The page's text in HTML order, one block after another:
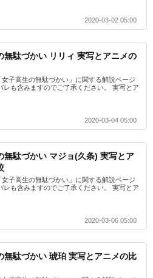
2020-03-02 05:00
無駄づかい リリィ 実写とアニメの
子高生の無駄づかい」に関する解説ページ
レも含みますのでご了承ください。 実写とア
2020-03-04 05:00
無駄づかい マジョ(久条) 実写とア
子高生の無駄づかい」に関する解説ページ
レも含みますのでご了承ください。 実写とア
2020-03-06 05:00
無駄づかい 琥珀 実写とアニメの比